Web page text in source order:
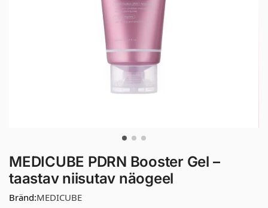
MEDICUBE PDRN Booster Gel –
taastav niisutav näogeel
Bränd:MEDICUBE